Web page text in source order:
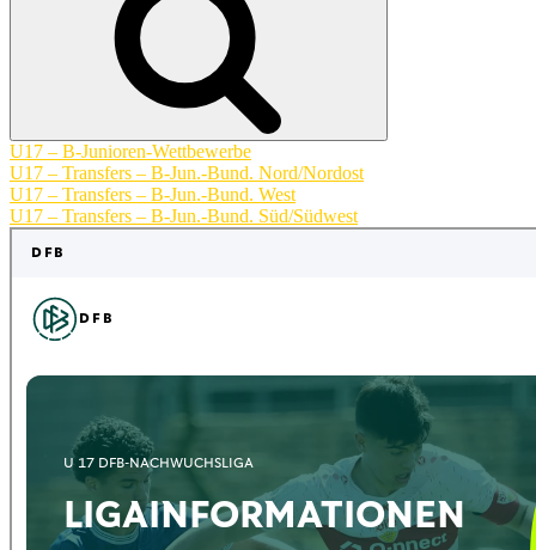
U17 – B-Junioren-Wettbewerbe
U17 – Transfers – B-Jun.-Bund. Nord/Nordost
U17 – Transfers – B-Jun.-Bund. West
U17 – Transfers – B-Jun.-Bund. Süd/Südwest